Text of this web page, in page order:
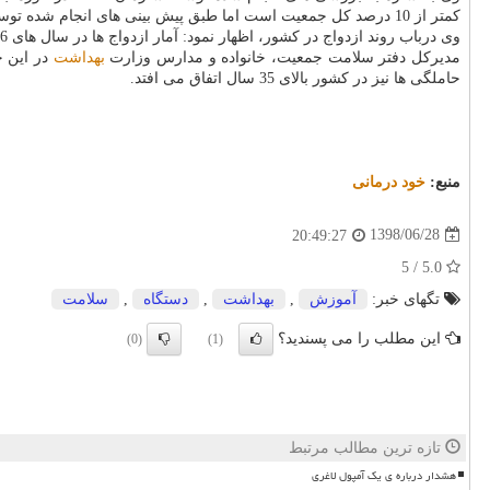
كمتر از 10 درصد كل جمعیت است اما طبق پیش بینی های انجام شده توسط این سازمان، در سال 2050، 30 درصد جمعیت ایران سالمند می شوند.
وی درباب روند ازدواج در كشور، اظهار نمود: آمار ازدواج ها در سال های 86 تا 97 روند كاهش داشته این درحالیست كه طلاق با افزایش روبه رو بوده است، سن ازدواج در پسران حدود 28 سال و در دختران 24 سال است.
مدیركل دفتر سلامت جمعیت، خانواده و مدارس وزارت بهداشت
حاملگی ها نیز در كشور بالای 35 سال اتفاق می افتد.
منبع: خود درمانی
1398/06/28
20:49:27
تگهای خبر:
آموزش بهداشت دستگاه سلامت
این مطلب را می پسندید؟ (1)
(0)
تازه ترین مطالب مرتبط
هشدار درباره ی یک آمپول لاغری